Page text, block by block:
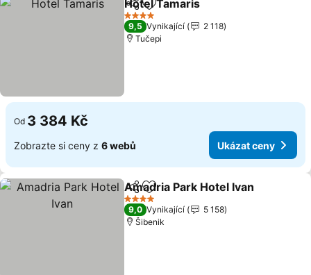
SdíletPřidat na seznam oblíbených
Hotel Tamaris
4 Počet hvězdiček
9,5 Vynikající
2 118
Tučepi
Od 3 384 Kč
Zobrazte si ceny z 6 webů Ukázat ceny
SdíletPřidat na seznam oblíbených
Amadria Park Hotel Ivan
4 Počet hvězdiček
9,0 Vynikající
5 158
Šibenik